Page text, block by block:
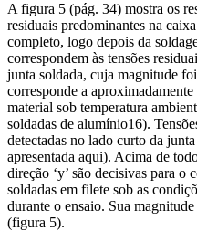
A figura 5 (pág. 34) mostra os
residuais predominantes na
completo, logo depois da
correspondem às tensões
junta soldada, cuja magnitude
corresponde a
material sob temperatura
soldadas de alumínio16).
detectadas no lado curto da
apresentada aqui). Acima de
direção ‘y’ são decisivas para o
soldadas em filete sob as
durante o ensaio. Sua
(figura 5).